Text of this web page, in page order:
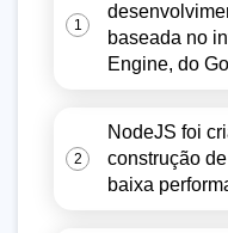
1
baseada no
Engine, do
2
NodeJS foi
construção
baixa